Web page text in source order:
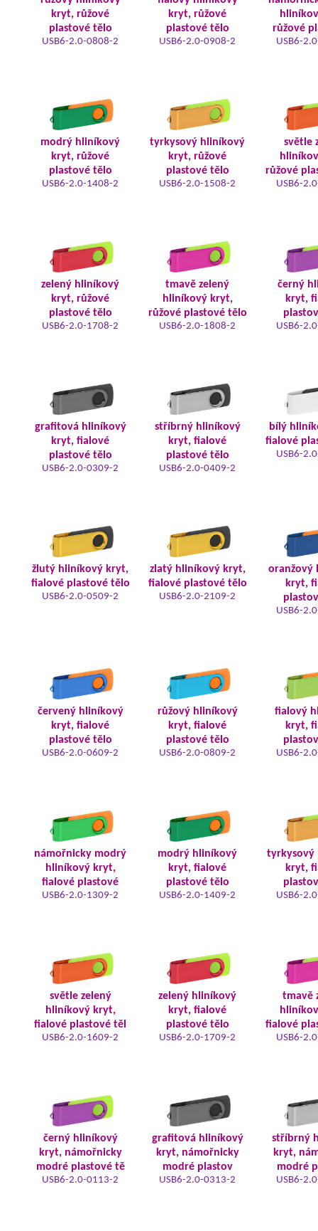
kryt, růžové
plastové tělo
USB6-2.0-0808-2
kryt, růžové
plastové tělo
USB6-2.0-0908-2
růžové
USB6-
modrý hliníkový
kryt, růžové
plastové tělo
USB6-2.0-1408-2
tyrkysový hliníkový
kryt, růžové
plastové tělo
USB6-2.0-1508-2
světle
růžové
USB6-
zelený hliníkový
kryt, růžové
plastové tělo
USB6-2.0-1708-2
tmavě zelený
hliníkový kryt,
růžové plastové tělo
USB6-2.0-1808-2
černý
kryt,
USB6-
grafitová hliníkový
kryt, fialové
plastové tělo
USB6-2.0-0309-2
stříbrný hliníkový
kryt, fialové
plastové tělo
USB6-2.0-0409-2
bílý
fialové
USB6-
žlutý hliníkový kryt,
fialové plastové tělo
USB6-2.0-0509-2
zlatý hliníkový kryt,
fialové plastové tělo
USB6-2.0-2109-2
oranžový
kryt,
USB6-
červený hliníkový
kryt, fialové
plastové tělo
USB6-2.0-0609-2
růžový hliníkový
kryt, fialové
plastové tělo
USB6-2.0-0809-2
fialový
kryt,
USB6-
námořnicky modrý
hliníkový kryt,
fialové plastové
USB6-2.0-1309-2
modrý hliníkový
kryt, fialové
plastové tělo
USB6-2.0-1409-2
tyrkysový
kryt,
USB6-
světle zelený
hliníkový kryt,
fialové plastové těl
USB6-2.0-1609-2
zelený hliníkový
kryt, fialové
plastové tělo
USB6-2.0-1709-2
tmavě
fialové
USB6-
černý hliníkový
kryt, námořnicky
modré plastové tě
USB6-2.0-0113-2
grafitová hliníkový
kryt, námořnicky
modré plastov
USB6-2.0-0313-2
stříbrný
kryt,
modré
USB6-